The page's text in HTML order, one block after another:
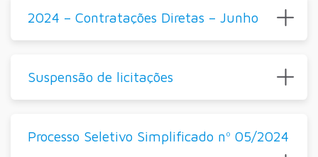
2024 – Contratações Diretas – Junho
Suspensão de licitações
Processo Seletivo Simplificado nº 05/2024